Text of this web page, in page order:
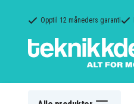
Opptil 12 måneders garanti